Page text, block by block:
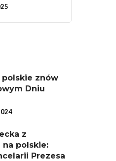
znów
Dniu
z
polskie:
Prezesa